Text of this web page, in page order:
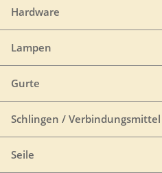
Hardware
Lampen
Gurte
Schlingen / Verbindungsmittel
Seile